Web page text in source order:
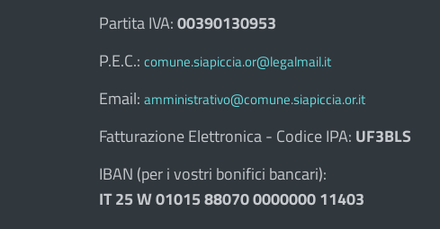
Partita IVA:00390130953
P.E.C.: comune.siapiccia.or@legalmail.it
Email: amministrativo@comune.siapiccia.or.it
Fatturazione Elettronica - Codice IPA: UF3BLS
IBAN (per i vostri bonifici bancari):
IT 25 W 01015 88070 0000000 11403